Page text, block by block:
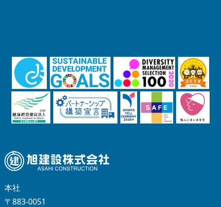
本社
〒883-0051